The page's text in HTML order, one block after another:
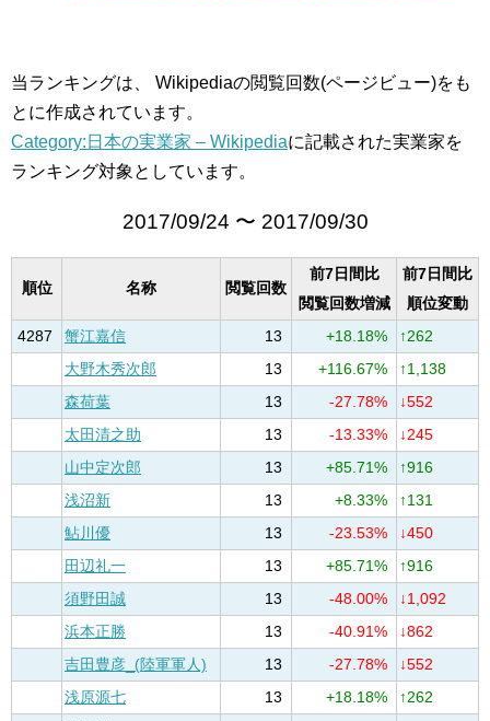
当ランキングは、 Wikipediaの閲覧回数(ページビュー)をも
とに作成されています。
Category:日本の実業家 – Wikipediaに記載された実業家を
ランキング対象としています。
2017/09/24 〜 2017/09/30
順位 名称 閲覧回数
前7日間比
閲覧回数増減
前7日間比
順位変動
4287
蟹江嘉信 13 +18.18%
↑262
大野木秀次郎
13 +116.67%
↑1,138
森荷葉
13 -27.78%
↓552
太田清之助
13 -13.33%
↓245
山中定次郎
13 +85.71%
↑916
浅沼新
13 +8.33%
↑131
鮎川優
13 -23.53%
↓450
田辺礼一
13 +85.71%
↑916
須野田誠
13 -48.00%
↓1,092
浜本正勝
13 -40.91%
↓862
吉田豊彦_(陸軍軍人)
13 -27.78%
↓552
浅原源七
13 +18.18%
↑262